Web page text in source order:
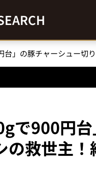
で900円
の救世主！